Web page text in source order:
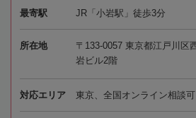
最寄駅 JR「小岩駅」徒歩3分
所在地
〒133-0057 東京都江戸川区
岩ビル2階
対応エリア 東京、全国オンライン相談可